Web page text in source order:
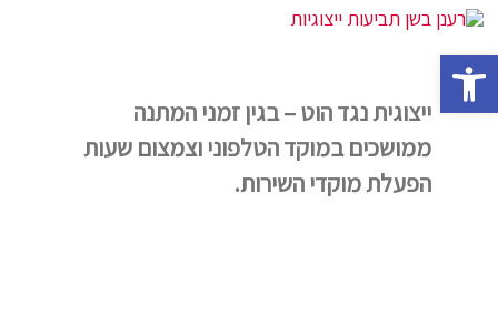
פתח סרגל נגישות
ייצוגית נגד הוט – בגין זמני המתנה
ממושכים במוקד הטלפוני וצמצום שעות
הפעלת מוקדי השירות.